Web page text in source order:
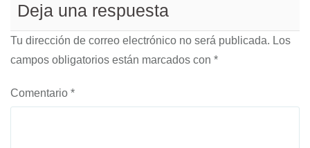
Deja una respuesta
Tu dirección de correo electrónico no será publicada. Los
campos obligatorios están marcados con *
Comentario *